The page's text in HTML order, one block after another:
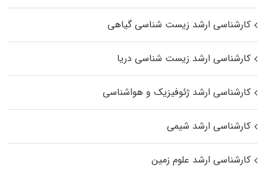
کارشناسی ارشد زیست‌ شناسی گیاهی
کارشناسی ارشد زیست‌ شناسی دریا
کارشناسی ارشد ژئوفیزیک و هواشناسی
کارشناسی ارشد شیمی
کارشناسی ارشد علوم زمین